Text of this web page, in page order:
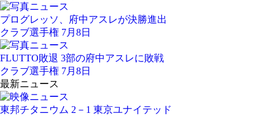
プログレッソ、府中アスレが決勝進出
クラブ選手権 7月8日
FLUTTO敗退 3部の府中アスレに敗戦
クラブ選手権 7月8日
最新ニュース
東邦チタニウム 2－1 東京ユナイテッド